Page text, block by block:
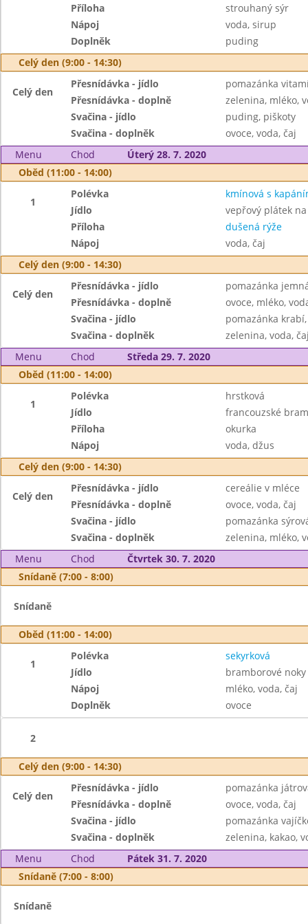
Příloha
strouhaný sýr
Nápoj
voda, sirup
Doplněk
puding
Celý den (9:00 - 14:30)
Celý den
Přesnídávka - jídlo
pomazánka
Přesnídávka - doplně
zelenina, mléko,
Svačina - jídlo
puding, piškoty
Svačina - doplněk
ovoce, voda, čaj
Menu
Chod
Úterý 28. 7. 2020
Oběd (11:00 - 14:00)
1
Polévka
kmínová s
Jídlo
vepřový plátek
Příloha
dušená rýže
Nápoj
voda, čaj
Celý den (9:00 - 14:30)
Celý den
Přesnídávka - jídlo
pomazánka
Přesnídávka - doplně
ovoce, mléko,
Svačina - jídlo
pomazánka
Svačina - doplněk
zelenina, voda,
Menu
Chod
Středa 29. 7. 2020
Oběd (11:00 - 14:00)
1
Polévka
hrstková
Jídlo
francouzské
Příloha
okurka
Nápoj
voda, džus
Celý den (9:00 - 14:30)
Celý den
Přesnídávka - jídlo
cereálie v mléce
Přesnídávka - doplně
ovoce, voda, čaj
Svačina - jídlo
pomazánka
Svačina - doplněk
zelenina, mléko,
Menu
Chod
Čtvrtek 30. 7. 2020
Snídaně (7:00 - 8:00)
Snídaně
Oběd (11:00 - 14:00)
1
Polévka
sekyrková
Jídlo
bramborové
Nápoj
mléko, voda, čaj
Doplněk
ovoce
2
Celý den (9:00 - 14:30)
Celý den
Přesnídávka - jídlo
pomazánka
Přesnídávka - doplně
ovoce, voda, čaj
Svačina - jídlo
pomazánka
Svačina - doplněk
zelenina, kakao,
Menu
Chod
Pátek 31. 7. 2020
Snídaně (7:00 - 8:00)
Snídaně